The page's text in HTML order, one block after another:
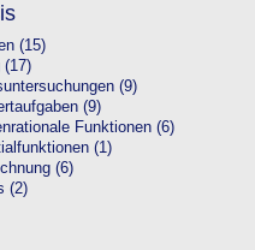
(15)
(17)
(9)
(9)
Funktionen (6)
(1)
(6)
(2)